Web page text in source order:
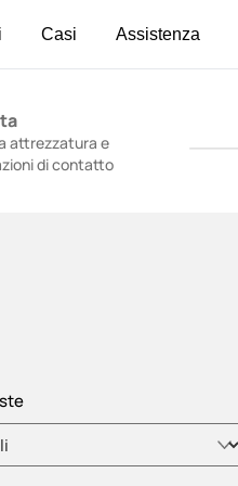
Casi Assistenza
attrezzatura e
di contatto